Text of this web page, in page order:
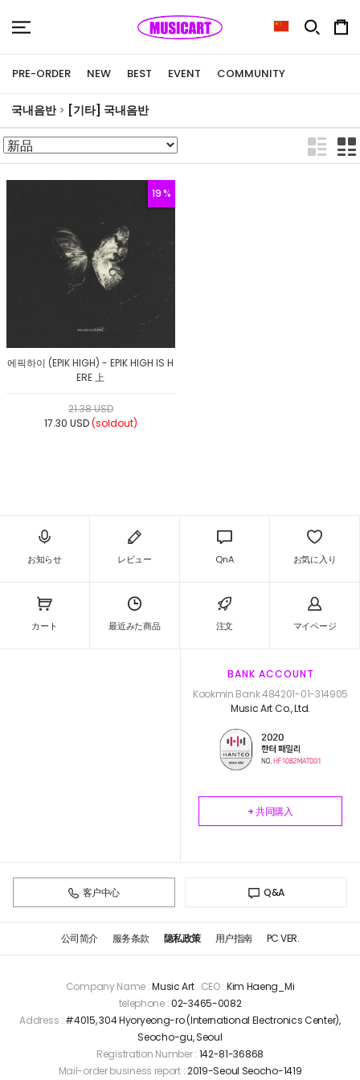
PRE-ORDER NEW BEST EVENT COMMUNITY
국내음반> [기타] 국내음반
19 %
에픽하이 (EPIK HIGH) - EPIK HIGH IS H
ERE 上
21.38 USD
17.30 USD(soldout)
お知らせ レビュー QnA お気に入り
カート 最近みた商品 注文 マイページ
BANK ACCOUNT
Kookmin Bank 484201-01-314905
Music Art Co., Ltd.
+ 共同購入
客户中心 Q&A
公司简介 服务条款 隐私政策 用户指南 PC VER.
Company Name :Music ArtCEO : Kim Haeng_Mi
telephone :02-3465-0082
Address : #4015, 304 Hyoryeong-ro (International Electronics Center),
Seocho-gu, Seoul
Registration Number : 142-81-36868
Mail-order business report :2019-Seoul Seocho-1419